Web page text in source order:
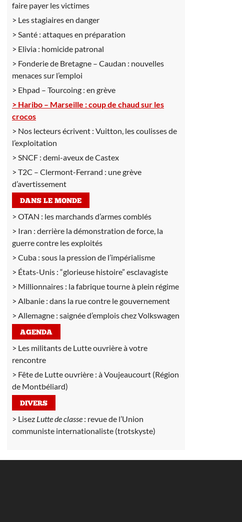
faire payer les victimes
Les stagiaires en danger
Santé : attaques en préparation
Elivia : homicide patronal
Fonderie de Bretagne – Caudan : nouvelles
menaces sur l’emploi
Ehpad – Tourcoing : en grève
Haribo – Marseille :coup de chaud sur les
crocos
Nos lecteurs écrivent : Vuitton, les coulisses de
l’exploitation
SNCF : demi-aveux de Castex
T2C – Clermont-Ferrand : une grève
d’avertissement
DANS LE MONDE
OTAN : les marchands d’armes comblés
Iran : derrière la démonstration de force, la
guerre contre les exploités
Cuba : sous la pression de l’impérialisme
États-Unis : “glorieuse histoire” esclavagiste
Millionnaires : la fabrique tourne à plein régime
Albanie : dans la rue contre le gouvernement
Allemagne : saignée d’emplois chez Volkswagen
AGENDA
Les militants de Lutte ouvrière à votre
rencontre
Fête de Lutte ouvrière : à Voujeaucourt (Région
de Montbéliard)
DIVERS
Lisez Lutte de classe : revue de l’Union
communiste internationaliste (trotskyste)